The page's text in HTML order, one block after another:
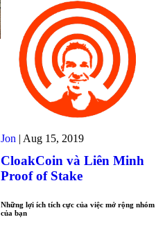
Jon Aug 15, 2019
CloakCoin và Liên Minh
Proof of Stake
Những lợi ích tích cực của việc mở rộng nhóm
của bạn